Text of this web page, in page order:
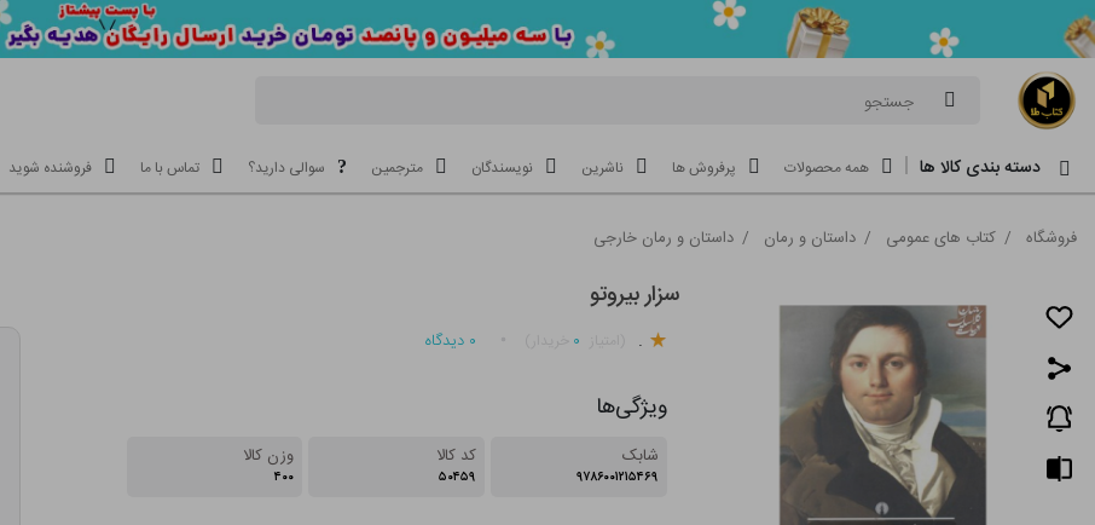
جستجو
دسته بندی کالا ها همه محصولات پرفروش ها ناشرین نویسندگان مترجمین سوالی دارید؟ تماس با ما فروشنده شوید
فروشگاه / کتاب های عمومی / داستان و رمان / داستان و رمان خارجی
سزار بیروتو
. ۰ ۰ دیدگاه
ویژگی‌ها
شابک
۹۷۸۶۰۰۱۲۱۵۴۶۹
کد کالا
۵۰۴۵۹
وزن کالا
۴۰۰